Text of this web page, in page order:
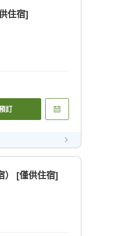
住宿]
訂
） [僅供住宿]